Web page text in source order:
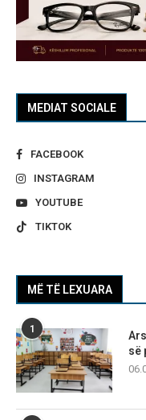
MEDIAT SOCIALE
FACEBOOK
INSTAGRAM
YOUTUBE
TIKTOK
MË TË LEXUARA
1
së